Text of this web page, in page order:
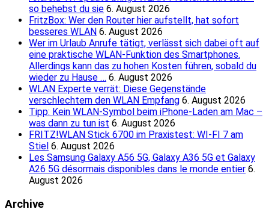
so behebst du sie 6. August 2026
FritzBox: Wer den Router hier aufstellt, hat sofort
besseres WLAN 6. August 2026
Wer im Urlaub Anrufe tätigt, verlässt sich dabei oft auf
eine praktische WLAN-Funktion des Smartphones.
Allerdings kann das zu hohen Kosten führen, sobald du
wieder zu Hause … 6. August 2026
WLAN Experte verrät: Diese Gegenstände
verschlechtern den WLAN Empfang 6. August 2026
Tipp: Kein WLAN-Symbol beim iPhone-Laden am Mac –
was dann zu tun ist 6. August 2026
FRITZ!WLAN Stick 6700 im Praxistest: WI-FI 7 am
Stiel 6. August 2026
Les Samsung Galaxy A56 5G, Galaxy A36 5G et Galaxy
A26 5G désormais disponibles dans le monde entier 6.
August 2026
Archive